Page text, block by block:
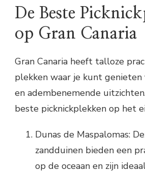
De Beste
op Gran Canaria
Gran Canaria heeft talloze
plekken waar je kunt
en adembenemende
beste picknickplekken op het
Dunas de Maspalomas:
zandduinen bieden een
op de oceaan en zijn